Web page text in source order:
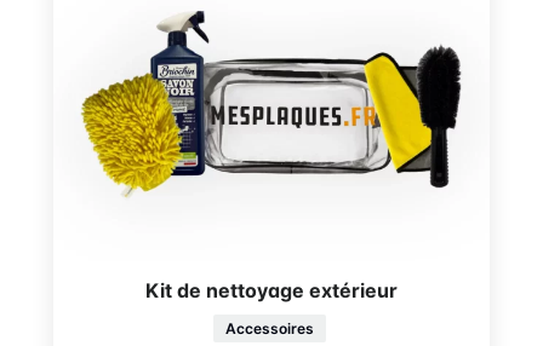
Kit de nettoyage extérieur
Accessoires